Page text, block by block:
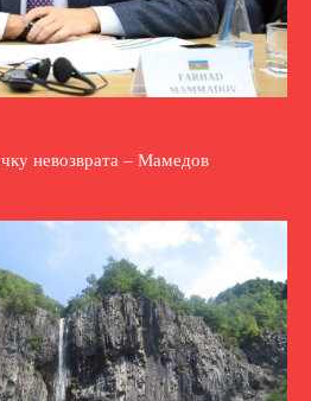
невозврата – Мамедов